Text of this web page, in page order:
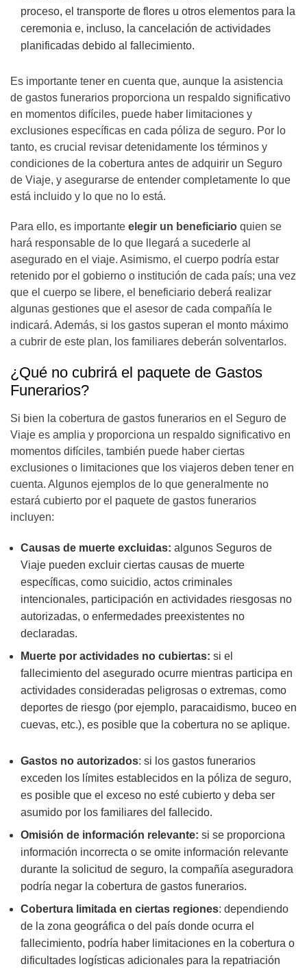
proceso, el transporte de flores u otros elementos para la
ceremonia e, incluso, la cancelación de actividades
planificadas debido al fallecimiento.
Es importante tener en cuenta que, aunque la asistencia
de gastos funerarios proporciona un respaldo significativo
en momentos difíciles, puede haber limitaciones y
exclusiones específicas en cada póliza de seguro. Por lo
tanto, es crucial revisar detenidamente los términos y
condiciones de la cobertura antes de adquirir un Seguro
de Viaje, y asegurarse de entender completamente lo que
está incluido y lo que no lo está.
Para ello, es importante elegir un beneficiario quien se
hará responsable de lo que llegará a sucederle al
asegurado en el viaje. Asimismo, el cuerpo podría estar
retenido por el gobierno o institución de cada país; una vez
que el cuerpo se libere, el beneficiario deberá realizar
algunas gestiones que el asesor de cada compañía le
indicará. Además, si los gastos superan el monto máximo
a cubrir de este plan, los familiares deberán solventarlos.
¿Qué no cubrirá el paquete de Gastos
Funerarios?
Si bien la cobertura de gastos funerarios en el Seguro de
Viaje es amplia y proporciona un respaldo significativo en
momentos difíciles, también puede haber ciertas
exclusiones o limitaciones que los viajeros deben tener en
cuenta. Algunos ejemplos de lo que generalmente no
estará cubierto por el paquete de gastos funerarios
incluyen:
Causas de muerte excluidas: algunos Seguros de
Viaje pueden excluir ciertas causas de muerte
específicas, como suicidio, actos criminales
intencionales, participación en actividades riesgosas no
autorizadas, o enfermedades preexistentes no
declaradas.
Muerte por actividades no cubiertas: si el
fallecimiento del asegurado ocurre mientras participa en
actividades consideradas peligrosas o extremas, como
deportes de riesgo (por ejemplo, paracaidismo, buceo en
cuevas, etc.), es posible que la cobertura no se aplique.
Gastos no autorizados: si los gastos funerarios
exceden los límites establecidos en la póliza de seguro,
es posible que el exceso no esté cubierto y deba ser
asumido por los familiares del fallecido.
Omisión de información relevante: si se proporciona
información incorrecta o se omite información relevante
durante la solicitud de seguro, la compañía aseguradora
podría negar la cobertura de gastos funerarios.
Cobertura limitada en ciertas regiones: dependiendo
de la zona geográfica o del país donde ocurra el
fallecimiento, podría haber limitaciones en la cobertura o
dificultades logísticas adicionales para la repatriación